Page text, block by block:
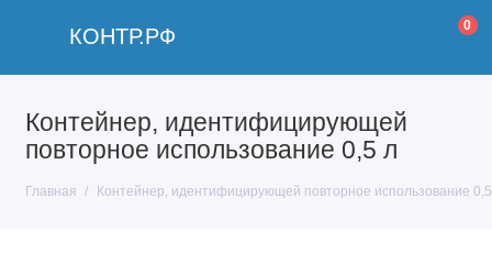
КОНТР.РФ 0
Контейнер, идентифицирующей
повторное использование 0,5 л
Главная Контейнер, идентифицирующей повторное использование